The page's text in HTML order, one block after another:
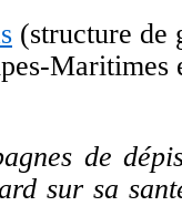
(structure de
de
sur sa